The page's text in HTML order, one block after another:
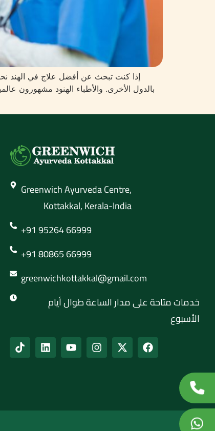
إذا كنت تبحث عن أفضل علاج في الهند
بالدول الأخرى. والأطباء الهنود مشهورون
Greenwich Ayurveda Centre,
Kottakkal, Kerala-India
+91 95264 66999
+91 80865 66999
greenwichkottakkal@gmail.com
خدمات متاحة على مدار الساعة طوال أيام
الأسبوع